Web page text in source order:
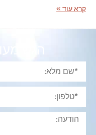
קרא עוד »
הגש